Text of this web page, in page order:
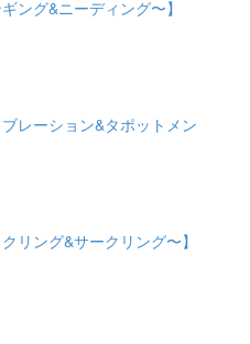
ング&ニーディング〜】
レーション&タポットメン
リング&サークリング〜】